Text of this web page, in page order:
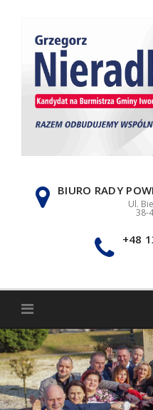
BIURO RADY
Ul.
38-
+48